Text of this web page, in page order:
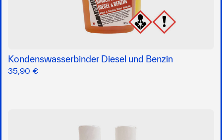
Kondenswasserbinder Diesel und Benzin
35,90 €